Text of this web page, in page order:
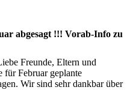
abgesagt !!! Vorab-Info zu
Freunde, Eltern und
für Februar geplante
Wir sind sehr dankbar über